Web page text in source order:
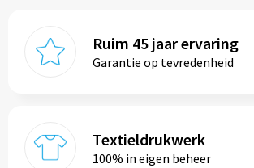
Ruim 45 jaar ervaring
Garantie op tevredenheid
Textieldrukwerk
100% in eigen beheer